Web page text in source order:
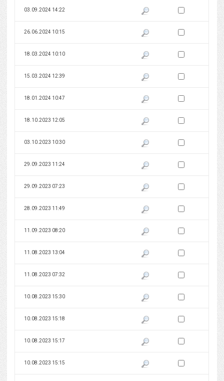
03.09.2024 14:22 Pokaż podgląd wersji z dnia
Zaznacz wersję do
26.06.2024 10:15 Pokaż podgląd wersji z dnia
Zaznacz wersję do
18.03.2024 10:10 Pokaż podgląd wersji z dnia
Zaznacz wersję do
15.03.2024 12:39 Pokaż podgląd wersji z dnia
Zaznacz wersję do
18.01.2024 10:47 Pokaż podgląd wersji z dnia
Zaznacz wersję do
18.10.2023 12:05 Pokaż podgląd wersji z dnia
Zaznacz wersję do
03.10.2023 10:30 Pokaż podgląd wersji z dnia
Zaznacz wersję do
29.09.2023 11:24 Pokaż podgląd wersji z dnia
Zaznacz wersję do
29.09.2023 07:23 Pokaż podgląd wersji z dnia
Zaznacz wersję do
28.09.2023 11:49 Pokaż podgląd wersji z dnia
Zaznacz wersję do
11.09.2023 08:20 Pokaż podgląd wersji z dnia
Zaznacz wersję do
11.08.2023 13:04 Pokaż podgląd wersji z dnia
Zaznacz wersję do
11.08.2023 07:32 Pokaż podgląd wersji z dnia
Zaznacz wersję do
10.08.2023 15:30 Pokaż podgląd wersji z dnia
Zaznacz wersję do
10.08.2023 15:18 Pokaż podgląd wersji z dnia
Zaznacz wersję do
10.08.2023 15:17 Pokaż podgląd wersji z dnia
Zaznacz wersję do
10.08.2023 15:15 Pokaż podgląd wersji z dnia
Zaznacz wersję do